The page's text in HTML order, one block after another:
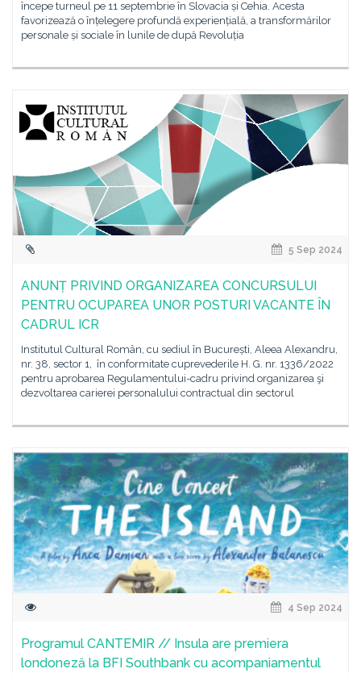
începe turneul pe 11 septembrie în Slovacia și Cehia. Acesta
favorizează o înțelegere profundă experiențială, a transformărilor
personale și sociale în lunile de după Revoluția
5 Sep 2024
ANUNȚ PRIVIND ORGANIZAREA CONCURSULUI
PENTRU OCUPAREA UNOR POSTURI VACANTE ÎN
CADRUL ICR
Institutul Cultural Român, cu sediul în București, Aleea Alexandru,
nr. 38, sector 1, în conformitate cuprevederile H. G. nr. 1336/2022
pentru aprobarea Regulamentului-cadru privind organizarea şi
dezvoltarea carierei personalului contractual din sectorul
4 Sep 2024
Programul CANTEMIR // Insula are premiera
londoneză la BFI Southbank cu acompaniamentul